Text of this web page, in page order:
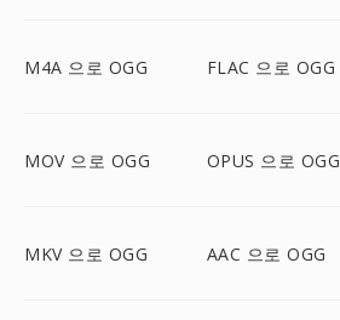
M4A 으로 OGG FLAC 으로 OGG
MOV 으로 OGG OPUS 으로 OGG
MKV 으로 OGG AAC 으로 OGG